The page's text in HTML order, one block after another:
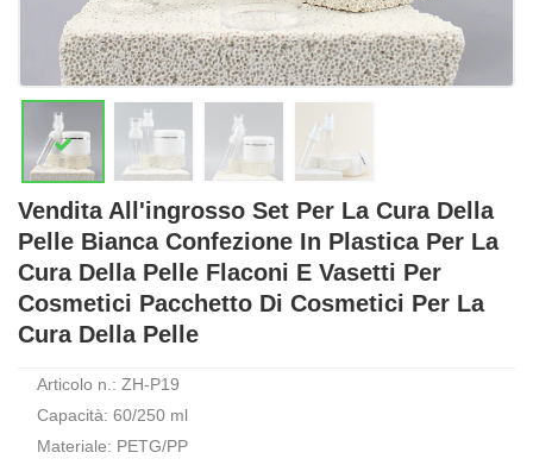
Vendita All'ingrosso Set Per La Cura Della
Pelle Bianca Confezione In Plastica Per La
Cura Della Pelle Flaconi E Vasetti Per
Cosmetici Pacchetto Di Cosmetici Per La
Cura Della Pelle
Articolo n.: ZH-P19
Capacità: 60/250 ml
Materiale: PETG/PP